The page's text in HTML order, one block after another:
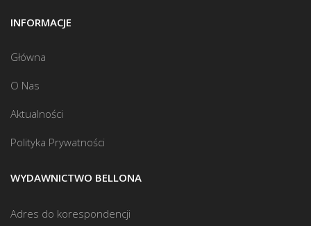
INFORMACJE
Główna
O Nas
Aktualności
Polityka Prywatności
WYDAWNICTWO BELLONA
Adres do korespondencji